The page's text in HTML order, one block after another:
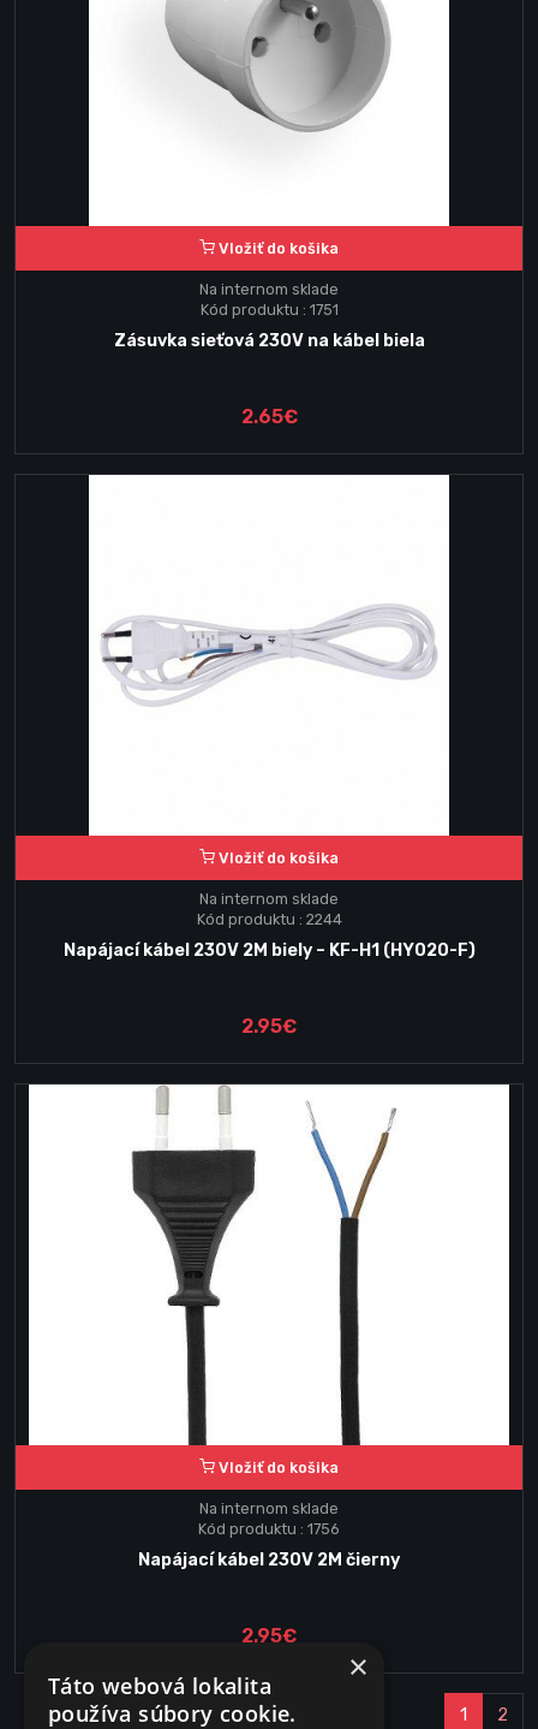
Vložiť do košika
Na internom sklade
Kód produktu : 1751
Zásuvka sieťová 230V na kábel biela
2.65€
Vložiť do košika
Na internom sklade
Kód produktu : 2244
Napájací kábel 230V 2M biely – KF-H1 (HY020-F)
2.95€
Vložiť do košika
Na internom sklade
Kód produktu : 1756
Napájací kábel 230V 2M čierny
2.95€
1 2
×
Táto webová lokalita
používa súbory cookie.